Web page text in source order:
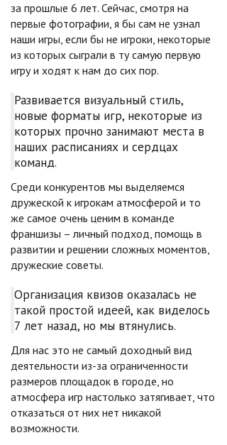
за прошлые 6 лет. Сейчас, смотря на
первые фотографии, я бы сам не узнал
наши игры, если бы не игроки, некоторые
из которых сыграли в ту самую первую
игру и ходят к нам до сих пор.
Развивается визуальный стиль,
новые форматы игр, некоторые из
которых прочно занимают места в
наших расписаниях и сердцах
команд.
Среди конкурентов мы выделяемся
дружеской к игрокам атмосферой и то
же самое очень ценим в команде
франшизы – личный подход, помощь в
развитии и решении сложных моментов,
дружеские советы.
Организация квизов оказалась не
такой простой идеей, как виделось
7 лет назад, но мы втянулись.
Для нас это не самый доходный вид
деятельности из-за ограниченности
размеров площадок в городе, но
атмосфера игр настолько затягивает, что
отказаться от них нет никакой
возможности.